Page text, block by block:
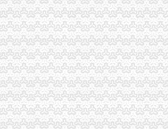
期间食品市场大检查
公司加队伍建设
数额罚款听证会
整中介机构做到＂四个到位＂
业执照场监管
施规范执法行为
开展危险化学品安全专项整
理中介
名干部职工积参加西山林场扑火